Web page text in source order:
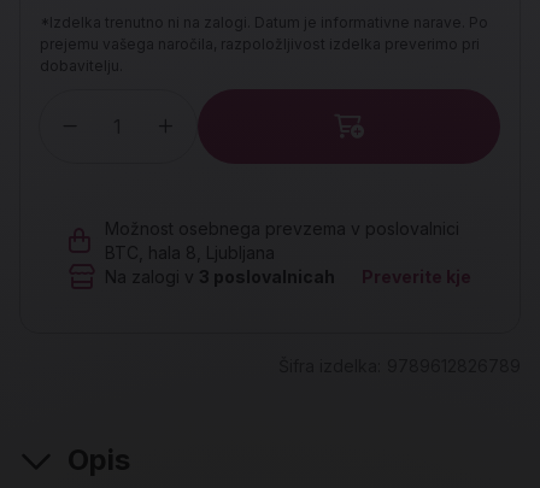
*Izdelka trenutno ni na zalogi. Datum je informativne narave. Po
prejemu vašega naročila, razpoložljivost izdelka preverimo pri
dobavitelju.
Možnost osebnega prevzema v poslovalnici
BTC, hala 8, Ljubljana
Na zalogi v
3 poslovalnicah Preverite kje
Opis